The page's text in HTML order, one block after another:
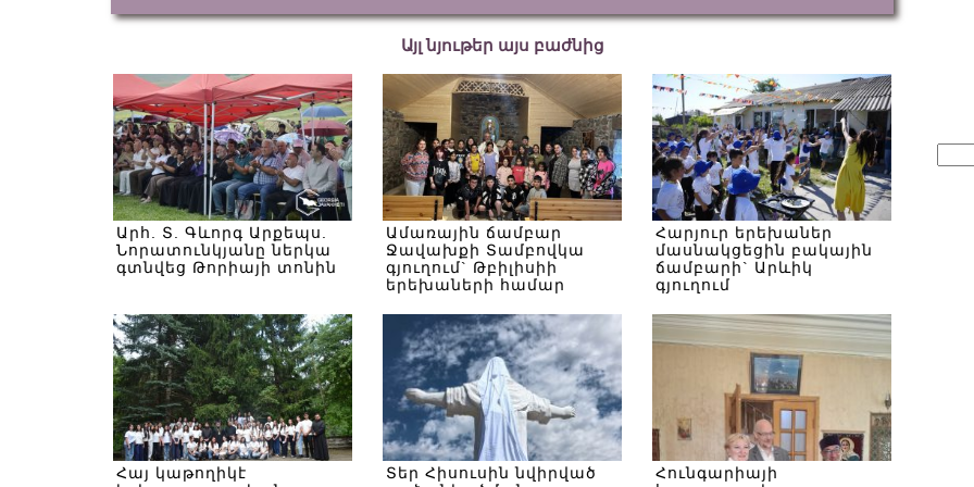
Այլ նյութեր այս բաժնից
Արհ. Տ. Գևորգ Արքեպս.
Նորատունկյանը ներկա
գտնվեց Թորիայի տոնին
Ամառային ճամբար
Ջավախքի Տամբովկա
գյուղում` Թբիլիսիի
երեխաների համար
Հարյուր երեխաներ
մասնակցեցին բակային
ճամբարի` Արևիկ
գյուղում
Հայ կաթողիկէ
Տեր Հիսուսին նվիրված
Հունգարիայի
for: